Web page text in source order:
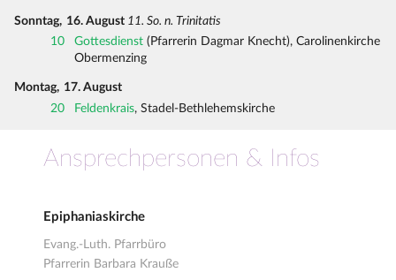
Sonntag, 16. August 11. So. n. Trinitatis
10
Gottesdienst (Pfarrerin Dagmar Knecht), Carolinenkirche
Obermenzing
Montag, 17. August
20
Feldenkrais, Stadel-Bethlehemskirche
Ansprechpersonen & Infos
Epiphaniaskirche
Evang.-Luth. Pfarrbüro
Pfarrerin Barbara Krauße